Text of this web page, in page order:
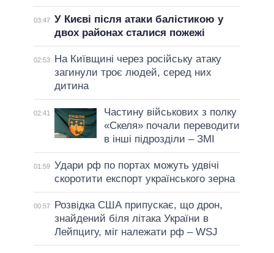
03:47 У Києві після атаки балістикою у
двох районах сталися пожежі
02:53
На Київщині через російську атаку
загинули троє людей, серед них
дитина
02:41
Частину військових з полку
«Скеля» почали переводити
в інші підрозділи – ЗМІ
01:59 Удари рф по портах можуть удвічі
скоротити експорт українського зерна
00:57
Розвідка США припускає, що дрон,
знайдений біля літака України в
Лейпцигу, міг належати рф – WSJ